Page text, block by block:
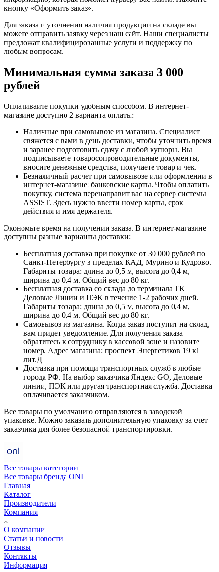
кнопку «Оформить заказ».
Для заказа и уточнения наличия продукции на складе вы
можете отправить заявку через наш сайт. Наши специалисты
предложат квалифицированные услуги и поддержку по
любым вопросам.
Минимальная сумма заказа 3 000
рублей
Оплачивайте покупки удобным способом. В интернет-
магазине доступно 2 варианта оплаты:
Наличные при самовывозе из магазина. Специалист
свяжется с вами в день доставки, чтобы уточнить время
и заранее подготовить сдачу с любой купюры. Вы
подписываете товаросопроводительные документы,
вносите денежные средства, получаете товар и чек.
Безналичный расчет при самовывозе или оформлении в
интернет-магазине: банковские карты. Чтобы оплатить
покупку, система перенаправит вас на сервер системы
ASSIST. Здесь нужно ввести номер карты, срок
действия и имя держателя.
Экономьте время на получении заказа. В интернет-магазине
доступны разные варианты доставки:
Бесплатная доставка при покупке от 30 000 рублей по
Санкт-Петербургу в пределах КАД, Мурино и Кудрово.
Габариты товара: длина до 0,5 м, высота до 0,4 м,
ширина до 0,4 м. Общий вес до 80 кг.
Бесплатная доставка со склада до терминала ТК
Деловые Линии и ПЭК в течение 1-2 рабочих дней.
Габариты товара: длина до 0,5 м, высота до 0,4 м,
ширина до 0,4 м. Общий вес до 80 кг.
Самовывоз из магазина. Когда заказ поступит на склад,
вам придет уведомление. Для получения заказа
обратитесь к сотруднику в кассовой зоне и назовите
номер. Адрес магазина: проспект Энергетиков 19 к1
лит.Д
Доставка при помощи транспортных служб в любые
города РФ. На выбор заказчика Яндекс GO, Деловые
линии, ПЭК или другая транспортная служба. Доставка
оплачивается заказчиком.
Все товары по умолчанию отправляются в заводской
упаковке. Можно заказать дополнительную упаковку за счет
заказчика для более безопасной транспортировки.
Все товары категории
Все товары бренда ONI
Главная
Каталог
Производители
Компания
О компании
Статьи и новости
Отзывы
Контакты
Информация